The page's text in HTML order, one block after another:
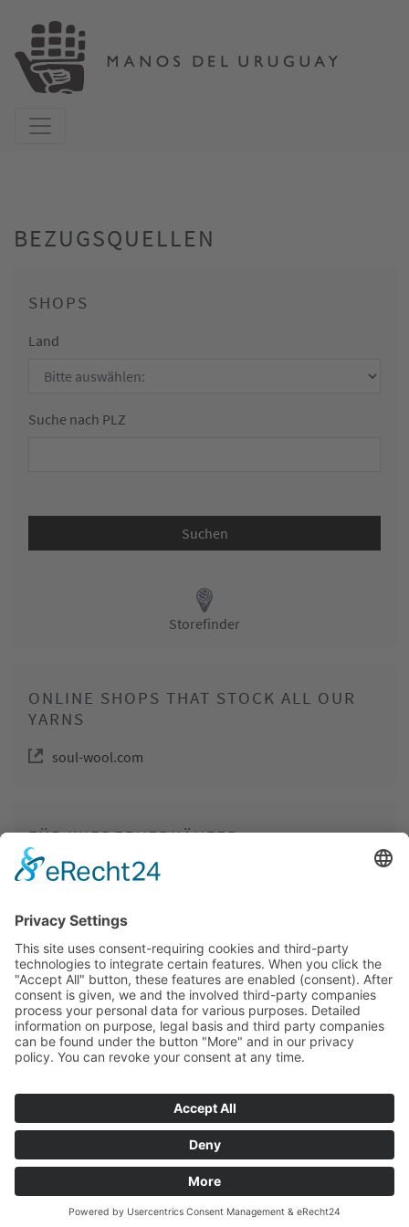
BEZUGSQUELLEN
SHOPS
Land
Suche nach PLZ
Storefinder
ONLINE SHOPS THAT STOCK ALL OUR
YARNS
soul-wool.com
FÜR WIEDERVERKÄUFER
Selected Yarns GmbH
038722-227-22
www.selected-yarns.com
info@selected-yarns.com
Kontakt Händler werden Impressum
Datenschutzerklärung
Datenschutzeinstellungen
©2026 Selected Yarns GmbH